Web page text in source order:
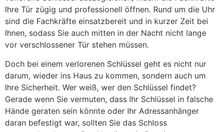
Ihre Tür zügig und professionell öffnen. Rund um die Uhr
sind die Fachkräfte einsatzbereit und in kurzer Zeit bei
Ihnen, sodass Sie auch mitten in der Nacht nicht lange
vor verschlossener Tür stehen müssen.
Doch bei einem verlorenen Schlüssel geht es nicht nur
darum, wieder ins Haus zu kommen, sondern auch um
Ihre Sicherheit. Wer weiß, wer den Schlüssel findet?
Gerade wenn Sie vermuten, dass Ihr Schlüssel in falsche
Hände geraten sein könnte oder Ihr Adressanhänger
daran befestigt war, sollten Sie das Schloss